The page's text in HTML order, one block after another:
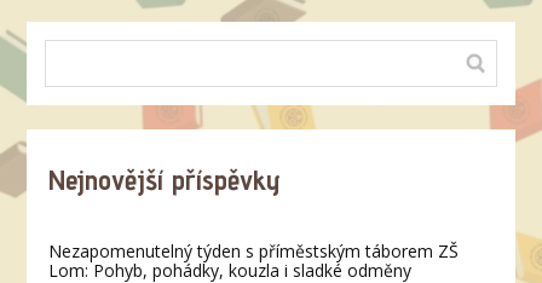
Nejnovější příspěvky
Nezapomenutelný týden s příměstským táborem ZŠ
Lom: Pohyb, pohádky, kouzla i sladké odměny